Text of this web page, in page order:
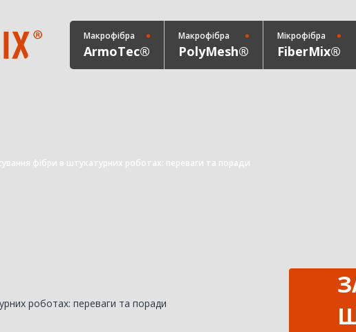
Макрофібра
ArmoTec®
Макрофібра
PolyMesh®
Мікрофібра
FiberMix®
фібри в штукатурних роботах: переваги та поради